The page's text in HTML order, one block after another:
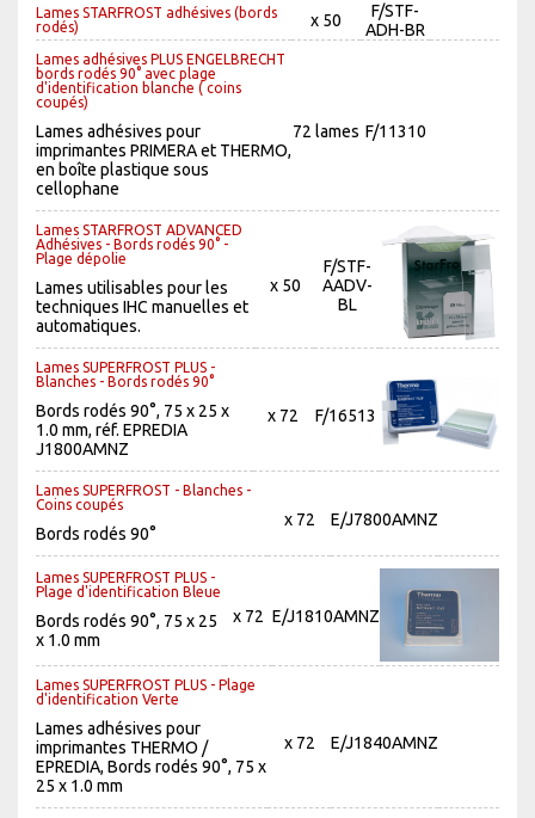
Lames STARFROST adhésives (bords
rodés)
x 50
F/STF-
ADH-BR
Lames adhésives PLUS ENGELBRECHT
bords rodés 90° avec plage
d'identification blanche ( coins
coupés)
Lames adhésives pour
imprimantes PRIMERA et THERMO,
en boîte plastique sous
cellophane
72 lames F/11310
Lames STARFROST ADVANCED
Adhésives - Bords rodés 90° -
Plage dépolie
Lames utilisables pour les
techniques IHC manuelles et
automatiques.
x 50
F/STF-
AADV-
BL
Lames SUPERFROST PLUS -
Blanches - Bords rodés 90°
Bords rodés 90°, 75 x 25 x
1.0 mm, réf. EPREDIA
J1800AMNZ
x 72 F/16513
Lames SUPERFROST - Blanches -
Coins coupés
Bords rodés 90°
x 72 E/J7800AMNZ
Lames SUPERFROST PLUS -
Plage d'identification Bleue
Bords rodés 90°, 75 x 25
x 1.0 mm
x 72 E/J1810AMNZ
Lames SUPERFROST PLUS - Plage
d'identification Verte
Lames adhésives pour
imprimantes THERMO /
EPREDIA, Bords rodés 90°, 75 x
25 x 1.0 mm
x 72 E/J1840AMNZ